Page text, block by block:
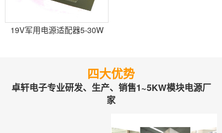
19V军用电源适配器5-30W
四大优势
卓轩电子专业研发、生产、销售1~5KW模块电源厂
家